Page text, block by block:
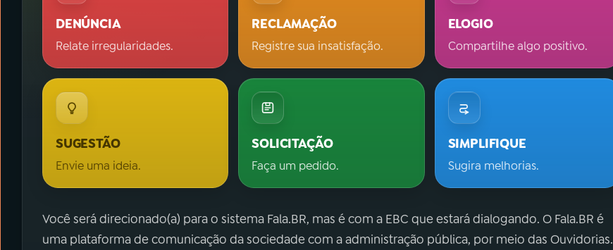
DENÚNCIA
Relate irregularidades.
RECLAMAÇÃO
Registre sua insatisfação.
ELOGIO
Compartilhe algo positivo.
SUGESTÃO
Envie uma ideia.
SOLICITAÇÃO
Faça um pedido.
SIMPLIFIQUE
Sugira melhorias.
Você será direcionado(a) para o sistema Fala.BR, mas é com a EBC que estará dialogando. O Fala.BR é
uma plataforma de comunicação da sociedade com a administração pública, por meio das Ouvidorias.